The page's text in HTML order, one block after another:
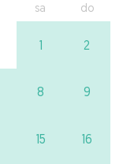
sa do
1 2
8 9
15 16